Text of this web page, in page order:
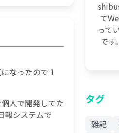
なったので 1
人で開発してた
報システムで
て
って
です
タグ
雑記